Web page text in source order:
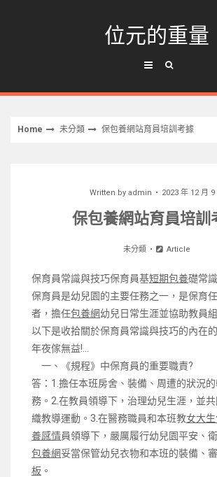
位元的重量
Home 未分類 保包養網站育員培訓考據
Written by admin 2023 年 12 月 9
保包養網站育員培訓
未分類 Article
保育員常識與技巧保育員基短期包養礎常識
保育員是幼兒園的主要任務之一，是保育
者，擔任包養網幼兒日常生涯並協助教員
以下是收拾關於保育員常識與技巧的內在
年夜傢無益!…
一、《規程》中保育員的重要職責?
答：1.擔任本班房舍、裝備、周遭的狀況
務。2.在教員領導下，治理幼兒生涯，並
織教導運動。3.在醫務職員和本班教女大
養感情員領導下，嚴厲履行幼兒園平安、
包養網妥當保管幼兒衣物和本班的裝備、
板 。